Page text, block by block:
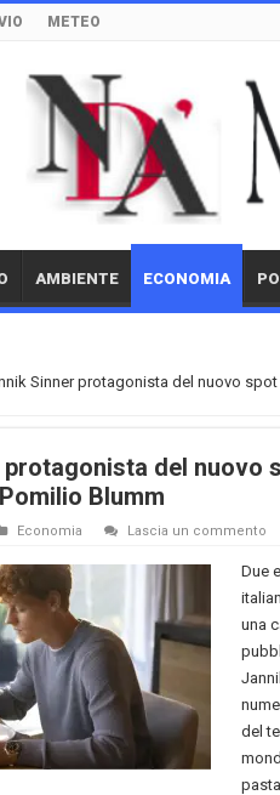
METEO
AMBIENTE ECONOMIA
Sinner protagonista del nuovo
del nuovo
Blumm
Economia Lascia un commento
Due
una
del